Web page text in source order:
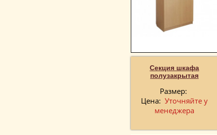
Секция шкафа
полузакрытая
Размер:
Цена: Уточняйте у
менеджера